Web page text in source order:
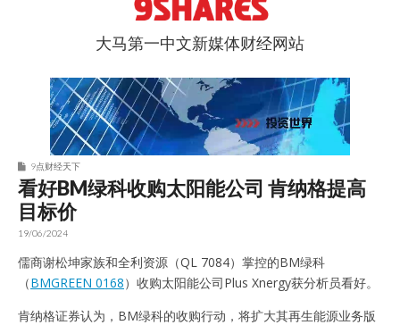
9点股票
大马第一中文新媒体财经网站
9点财经天下
看好BM绿科收购太阳能公司 肯纳格提高
目标价
19/06/2024
儒商谢松坤家族和全利资源（QL 7084）掌控的BM绿科
（BMGREEN 0168）收购太阳能公司Plus Xnergy获分析员看好。
肯纳格证券认为，BM绿科的收购行动，将扩大其再生能源业务版